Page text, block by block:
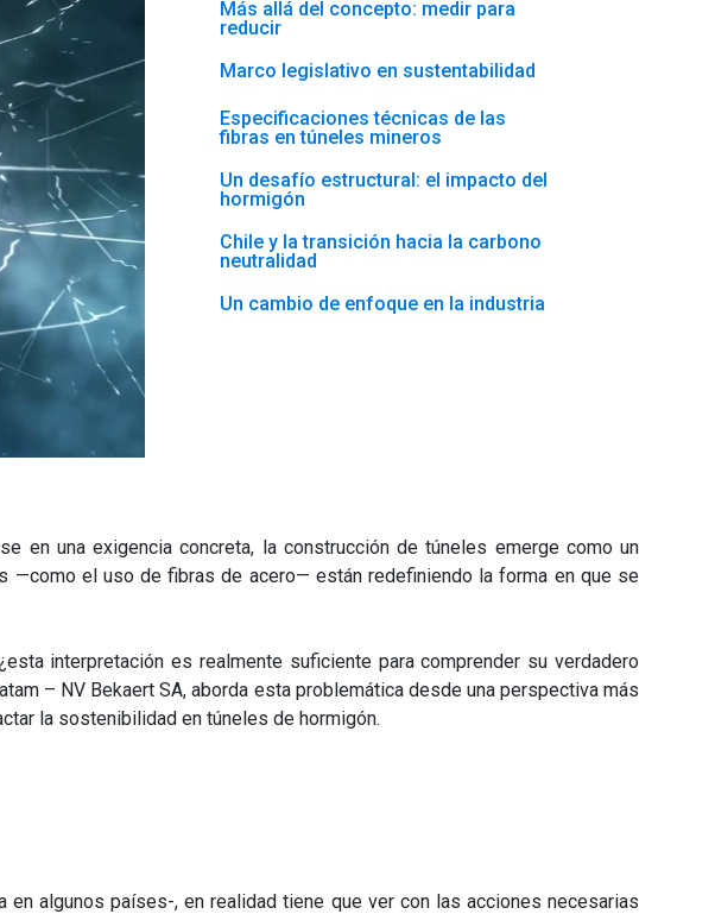
Más allá del concepto: medir para
reducir
Marco legislativo en sustentabilidad
Especificaciones técnicas de las
fibras en túneles mineros
Un desafío estructural: el impacto del
hormigón
Chile y la transición hacia la carbono
neutralidad
Un cambio de enfoque en la industria
en una exigencia concreta, la construcción de túneles emerge como un
—como el uso de fibras de acero— están redefiniendo la forma en que se
interpretación es realmente suficiente para comprender su verdadero
– NV Bekaert SA, aborda esta problemática desde una perspectiva más
la sostenibilidad en túneles de hormigón.
algunos países-, en realidad tiene que ver con las acciones necesarias